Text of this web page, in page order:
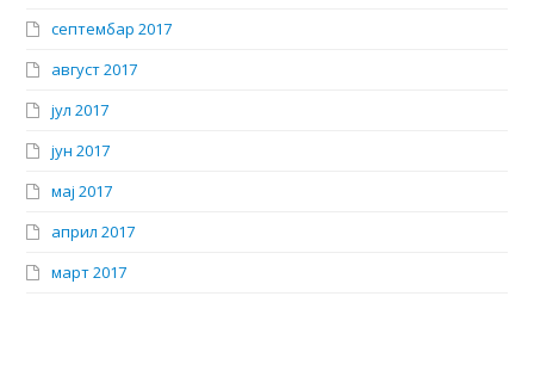
септембар 2017
август 2017
јул 2017
јун 2017
мај 2017
април 2017
март 2017